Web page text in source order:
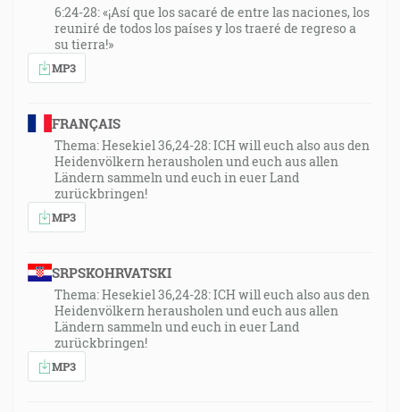
6:24-28: «¡Así que los sacaré de entre las naciones, los
reuniré de todos los países y los traeré de regreso a
su tierra!»
MP3
FRANÇAIS
Thema: Hesekiel 36,24-28: ICH will euch also aus den
Heidenvölkern herausholen und euch aus allen
Ländern sammeln und euch in euer Land
zurückbringen!
MP3
SRPSKOHRVATSKI
Thema: Hesekiel 36,24-28: ICH will euch also aus den
Heidenvölkern herausholen und euch aus allen
Ländern sammeln und euch in euer Land
zurückbringen!
MP3